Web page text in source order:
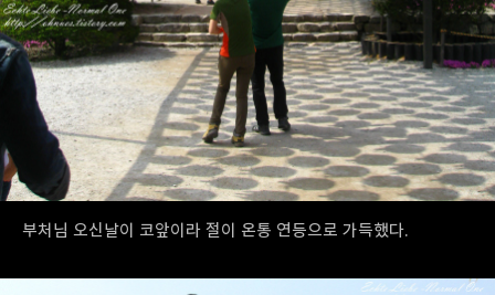
부처님 오신날이 코앞이라 절이 온통 연등으로 가득했다.